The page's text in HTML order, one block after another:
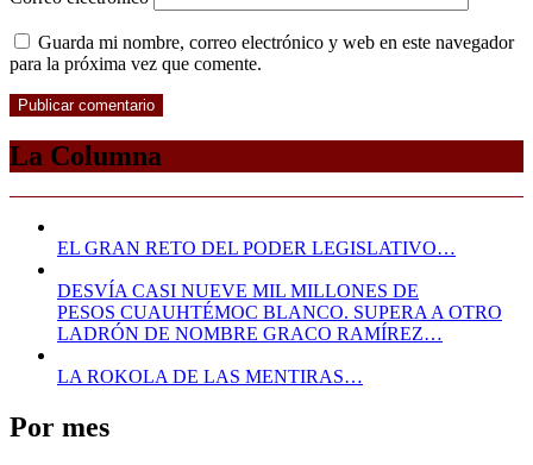
Guarda mi nombre, correo electrónico y web en este navegador
para la próxima vez que comente.
La Columna
EL GRAN RETO DEL PODER LEGISLATIVO…
DESVÍA CASI NUEVE MIL MILLONES DE
PESOS CUAUHTÉMOC BLANCO. SUPERA A OTRO
LADRÓN DE NOMBRE GRACO RAMÍREZ…
LA ROKOLA DE LAS MENTIRAS…
Por mes